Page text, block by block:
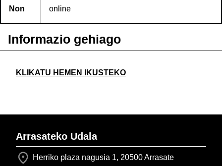
Non online
Informazio gehiago
KLIKATU HEMEN IKUSTEKO
Arrasateko Udala
Herriko plaza nagusia 1, 20500 Arrasate